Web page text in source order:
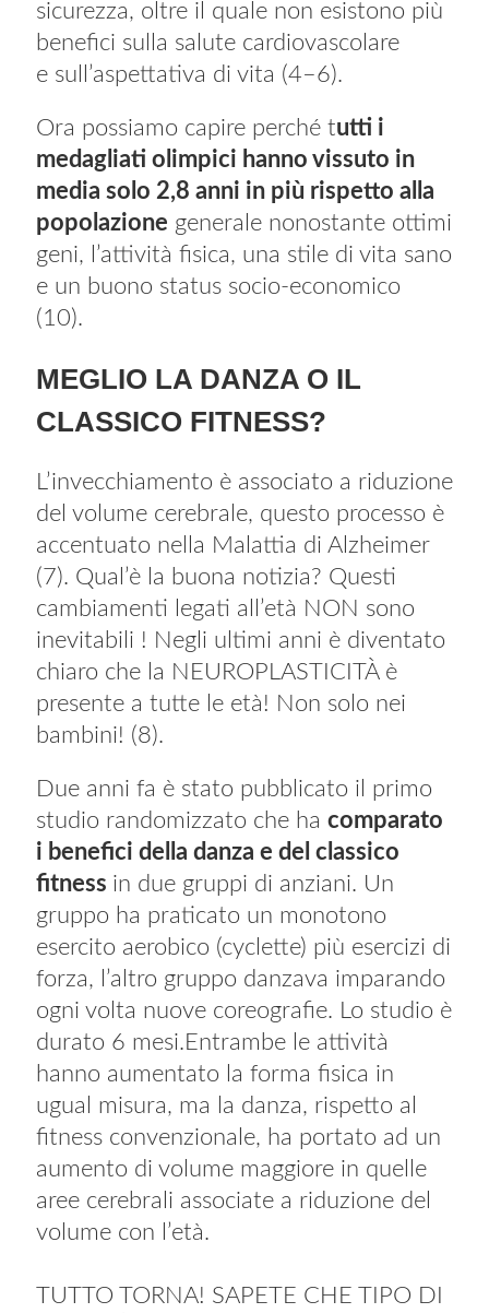
sicurezza, oltre il quale non esistono più
benefici sulla salute cardiovascolare
e sull’aspettativa di vita (4–6).
Ora possiamo capire perché tutti i
medagliati olimpici hanno vissuto in
media solo 2,8 anni in più rispetto alla
popolazione generale nonostante ottimi
geni, l’attività fisica, una stile di vita sano
e un buono status socio-economico
(10).
MEGLIO LA DANZA O IL
CLASSICO FITNESS?
L’invecchiamento è associato a riduzione
del volume cerebrale, questo processo è
accentuato nella Malattia di Alzheimer
(7). Qual’è la buona notizia? Questi
cambiamenti legati all’età NON sono
inevitabili ! Negli ultimi anni è diventato
chiaro che la NEUROPLASTICITÀ è
presente a tutte le età! Non solo nei
bambini! (8).
Due anni fa è stato pubblicato il primo
studio randomizzato che ha comparato
i benefici della danza e del classico
fitness in due gruppi di anziani. Un
gruppo ha praticato un monotono
esercito aerobico (cyclette) più esercizi di
forza, l’altro gruppo danzava imparando
ogni volta nuove coreografie. Lo studio è
durato 6 mesi.Entrambe le attività
hanno aumentato la forma fisica in
ugual misura, ma la danza, rispetto al
fitness convenzionale, ha portato ad un
aumento di volume maggiore in quelle
aree cerebrali associate a riduzione del
volume con l’età.
TUTTO TORNA! SAPETE CHE TIPO DI